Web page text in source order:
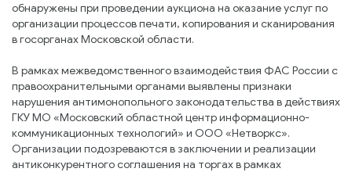
обнаружены при проведении аукциона на оказание услуг по
организации процессов печати, копирования и сканирования
в госорганах Московской области.
В рамках межведомственного взаимодействия ФАС России с
правоохранительными органами выявлены признаки
нарушения антимонопольного законодательства в действиях
ГКУ МО «Московский областной центр информационно-
коммуникационных технологий» и ООО «Нетворкс».
Организации подозреваются в заключении и реализации
антиконкурентного соглашения на торгах в рамках